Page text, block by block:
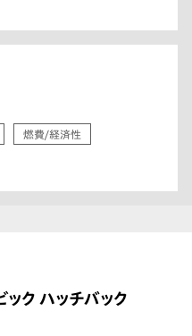
燃費/経済性
ック ハッチバック